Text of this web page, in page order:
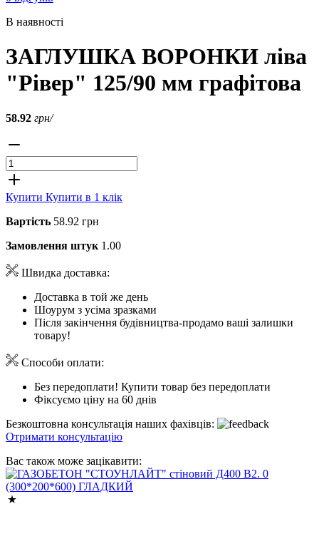
В наявності
ЗАГЛУШКА ВОРОНКИ ліва
"Рівер" 125/90 мм графітова
58.92 грн/
Купити Купити в 1 клік
Вартість 58.92 грн
Замовлення штук 1.00
Швидка доставка:
Доставка в той же день
Шоурум з усіма зразками
Після закінчення будівництва-продамо ваші залишки
товару!
Способи оплати:
Без передоплати! Купити товар без передоплати
Фіксуємо ціну на 60 днів
Безкоштовна консультація наших фахівців:
Отримати консультацію
Вас також може зацікавити: